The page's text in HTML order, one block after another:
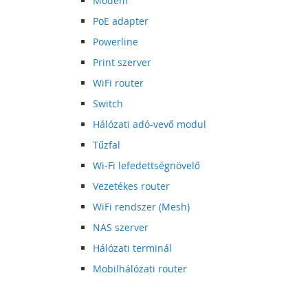
PoE adapter
Powerline
Print szerver
WiFi router
Switch
Hálózati adó-vevő modul
Tűzfal
Wi-Fi lefedettségnövelő
Vezetékes router
WiFi rendszer (Mesh)
NAS szerver
Hálózati terminál
Mobilhálózati router